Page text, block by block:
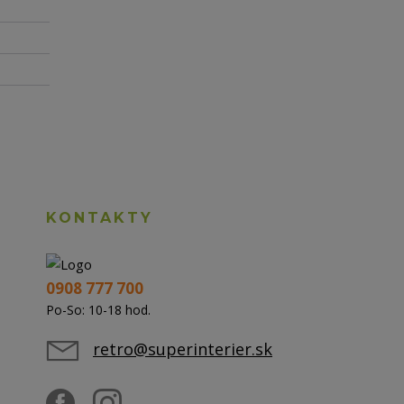
KONTAKTY
0908 777 700
Po-So: 10-18 hod.
retro@superinterier.sk